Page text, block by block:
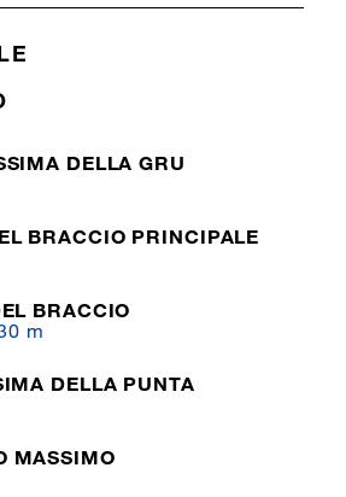
DELLA GRU
BRACCIO PRINCIPALE
BRACCIO
m
DELLA PUNTA
MASSIMO